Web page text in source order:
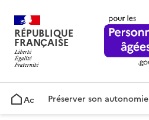
RÉPUBLIQUE
FRANÇAISE
AccueilPréserver son autonomie